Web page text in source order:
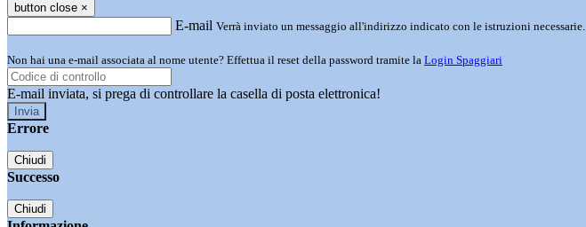
button close ×
E-mail Verrà inviato un messaggio all'indirizzo indicato con le istruzioni necessarie.
Non hai una e-mail associata al nome utente? Effettua il reset della password tramite la Login Spaggiari
E-mail inviata, si prega di controllare la casella di posta elettronica!
Errore
Chiudi
Successo
Chiudi